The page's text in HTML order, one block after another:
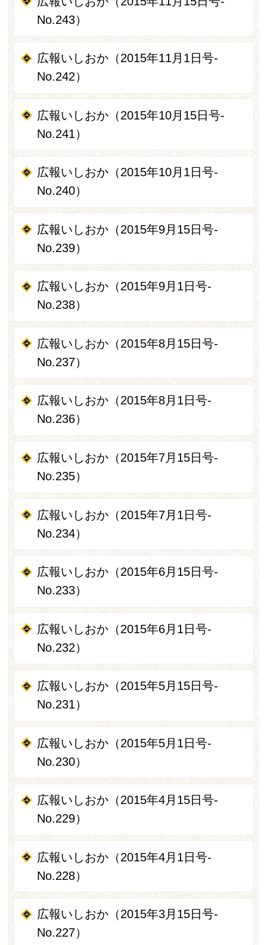
No.243）
広報いしおか（2015年11月1日号-
No.242）
広報いしおか（2015年10月15日号-
No.241）
広報いしおか（2015年10月1日号-
No.240）
広報いしおか（2015年9月15日号-
No.239）
広報いしおか（2015年9月1日号-
No.238）
広報いしおか（2015年8月15日号-
No.237）
広報いしおか（2015年8月1日号-
No.236）
広報いしおか（2015年7月15日号-
No.235）
広報いしおか（2015年7月1日号-
No.234）
広報いしおか（2015年6月15日号-
No.233）
広報いしおか（2015年6月1日号-
No.232）
広報いしおか（2015年5月15日号-
No.231）
広報いしおか（2015年5月1日号‐
No.230）
広報いしおか（2015年4月15日号-
No.229）
広報いしおか（2015年4月1日号-
No.228）
広報いしおか（2015年3月15日号-
No.227）